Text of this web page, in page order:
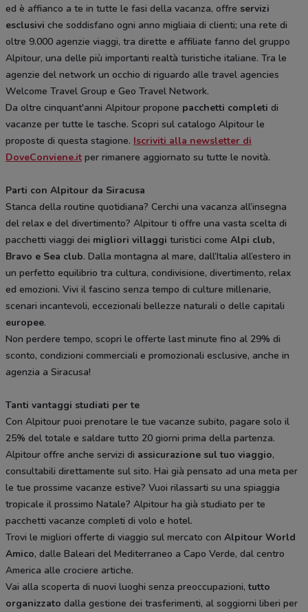
ed è affianco a te in tutte le fasi della vacanza, offre servizi
esclusivi che soddisfano ogni anno migliaia di clienti; una rete di
oltre 9.000 agenzie viaggi, tra dirette e affiliate fanno del gruppo
Alpitour, una delle più importanti realtà turistiche italiane. Tra le
agenzie del network un occhio di riguardo alle travel agencies
Welcome Travel Group e Geo Travel Network.
Da oltre cinquant'anni Alpitour propone pacchetti completi di
vacanze per tutte le tasche. Scopri sul catalogo Alpitour le
proposte di questa stagione. Iscriviti alla newsletter di
DoveConviene.it per rimanere aggiornato su tutte le novità.
Parti con Alpitour da Siracusa
Stanca della routine quotidiana? Cerchi una vacanza all’insegna
del relax e del divertimento? Alpitour ti offre una vasta scelta di
pacchetti viaggi dei migliori villaggi turistici come Alpi club,
Bravo e Sea club. Dalla montagna al mare, dall’Italia all’estero in
un perfetto equilibrio tra cultura, condivisione, divertimento, relax
ed emozioni. Vivi il fascino senza tempo di culture millenarie,
scenari incantevoli, eccezionali bellezze naturali o delle capitali
europee.
Non perdere tempo, scopri le offerte last minute fino al 29% di
sconto, condizioni commerciali e promozionali esclusive, anche in
agenzia a Siracusa!
Tanti vantaggi studiati per te
Con Alpitour puoi prenotare le tue vacanze subito, pagare solo il
25% del totale e saldare tutto 20 giorni prima della partenza.
Alpitour offre anche servizi di assicurazione sul tuo viaggio,
consultabili direttamente sul sito. Hai già pensato ad una meta per
le tue prossime vacanze estive? Vuoi rilassarti su una spiaggia
tropicale il prossimo Natale? Alpitour ha già studiato per te
pacchetti vacanze completi di volo e hotel.
Trovi le migliori offerte di viaggio sul mercato con Alpitour World
Amico, dalle Baleari del Mediterraneo a Capo Verde, dal centro
America alle crociere artiche.
Vai alla scoperta di nuovi luoghi senza preoccupazioni,tutto
organizzato dalla gestione dei trasferimenti, al soggiorni liberi per